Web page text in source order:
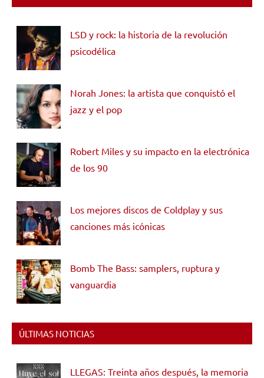
LSD y rock: la historia de la revolución
psicodélica
Norah Jones: la artista que conquistó el
jazz y el pop
Robert Miles y su impacto en la electrónica
de los 90
Los mejores discos de Coldplay y sus
canciones más icónicas
Bomb The Bass: samplers, ruptura y
vanguardia
ÚLTIMAS NOTICIAS
LLEGAS: Treinta años después, la memoria